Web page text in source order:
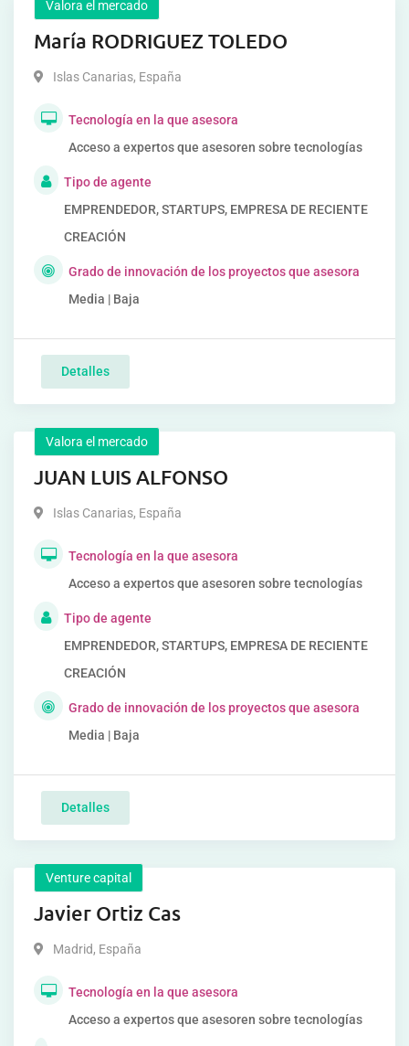
Valora el mercado
María RODRIGUEZ TOLEDO
Islas Canarias, España
Tecnología en la que asesora
Acceso a expertos que asesoren sobre tecnologías
Tipo de agente
EMPRENDEDOR, STARTUPS, EMPRESA DE RECIENTE
CREACIÓN
Grado de innovación de los proyectos que asesora
Media | Baja
Detalles
Valora el mercado
JUAN LUIS ALFONSO
Islas Canarias, España
Tecnología en la que asesora
Acceso a expertos que asesoren sobre tecnologías
Tipo de agente
EMPRENDEDOR, STARTUPS, EMPRESA DE RECIENTE
CREACIÓN
Grado de innovación de los proyectos que asesora
Media | Baja
Detalles
Venture capital
Javier Ortiz Cas
Madrid, España
Tecnología en la que asesora
Acceso a expertos que asesoren sobre tecnologías